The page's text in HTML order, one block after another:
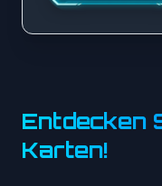
Entdecken
Karten!